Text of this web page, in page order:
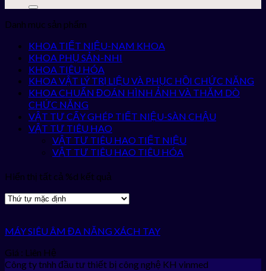
Danh mục sản phẩm
KHOA TIẾT NIỆU-NAM KHOA
KHOA PHỤ SẢN-NHI
KHOA TIÊU HÓA
KHOA VẬT LÝ TRỊ LIỆU VÀ PHỤC HỒI CHỨC NĂNG
KHOA CHUẨN ĐOÁN HÌNH ẢNH VÀ THĂM DÒ
CHỨC NĂNG
VẬT TƯ CẤY GHÉP TIẾT NIỆU-SÀN CHẬU
VẬT TƯ TIÊU HAO
VẬT TƯ TIÊU HAO TIẾT NIỆU
VẬT TƯ TIÊU HAO TIÊU HÓA
Hiển thị tất cả %d kết quả
MÁY SIÊU ÂM ĐA NĂNG XÁCH TAY
Giá : Liên Hệ
Công ty tnhh đầu tư thiết bị công nghệ KH vinmed